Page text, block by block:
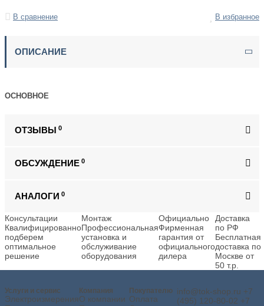
В сравнение В избранное
ОПИСАНИЕ
ОСНОВНОЕ
ОТЗЫВЫ 0
ОБСУЖДЕНИЕ 0
АНАЛОГИ 0
Консультации
Квалифицированно
подберем
оптимальное
решение
Монтаж
Профессиональная
установка и
обслуживание
оборудования
Официально
Фирменная
гарантия от
официального
дилера
Доставка
по РФ
Бесплатная
доставка по
Москве от
50 т.р.
Услуги и сервис
Электроизмерения
Компания
О компании
Покупателю
Оплата
info@tok-shop.ru +7
(495) 120-80-02 +7